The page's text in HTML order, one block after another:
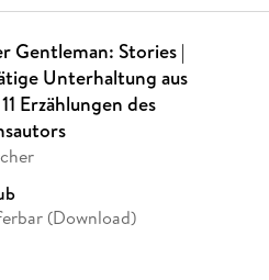
Gentleman: Stories |
Unterhaltung aus
Erzählungen des
(Download)